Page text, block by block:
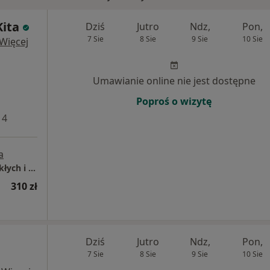
Mediqpol - Centrum Terapii Chorób Przewlekłych i Chirurgii Wielospecjalistycznej
310 zł
Dziś
7 Sie
Jutro
8 Sie
Ndz,
9 Sie
Pon,
10 Sie
Umawianie online nie jest dostępne
Poproś o wizytę
Dziś
7 Sie
Jutro
8 Sie
Ndz,
9 Sie
Pon,
10 Sie